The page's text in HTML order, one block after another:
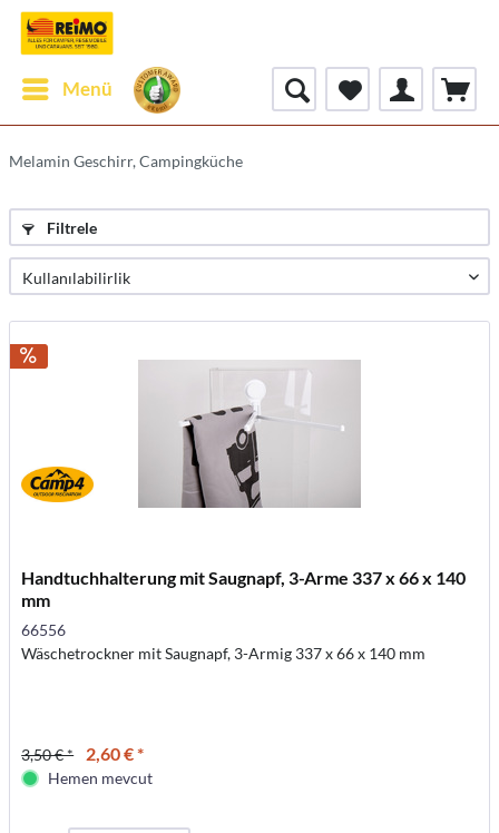
Menü
Melamin Geschirr, Campingküche
Filtrele
Handtuchhalterung mit Saugnapf, 3-Arme 337 x 66 x 140
mm
66556
Wäschetrockner mit Saugnapf, 3-Armig 337 x 66 x 140 mm
3,50 € * 2,60 € *
Hemen mevcut